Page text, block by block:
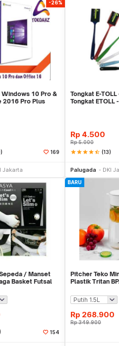
-26%
10 Pro &
2016 Pro Plus
169
Jakarta
Tongkat E-
Tongkat ETOLL
Rp 4.500
Rp5.000
starstarstarstarstar_half (13)
Palugada DKI
Sepeda / Manset
Basket Futsal
154
BARU
Pitcher Teko
Plastik Tritan
Rp 268.900
Rp349.900